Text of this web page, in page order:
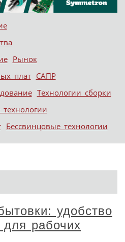
Рынок
плат САПР
Технологии сборки
Бессвинцовые технологии
удобство
для рабочих